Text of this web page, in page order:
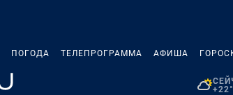
ПОГОДА ТЕЛЕПРОГРАММА АФИША